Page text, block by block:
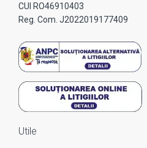
CUI RO46910403
Reg. Com. J2022019177409
Utile